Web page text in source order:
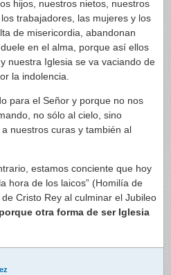
hijos, nuestros nietos, nuestros
trabajadores, las mujeres y los
de misericordia, abandonan
en el alma, porque así ellos
nuestra Iglesia se va vaciando de
la indolencia.
para el Señor y porque no nos
no sólo al cielo, sino
nuestros curas y también al
estamos conciente que hoy
hora de los laicos” (Homilía de
Cristo Rey al culminar el Jubileo
porque otra forma de ser Iglesia